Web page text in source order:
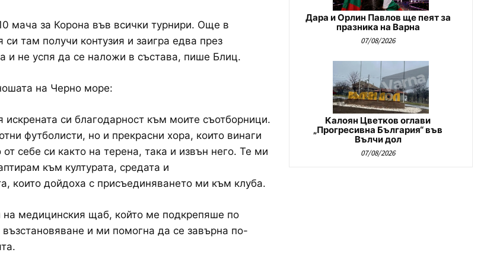
мача за Корона във всички турнири. Още в
си там получи контузия и заигра едва през
и не успя да се наложи в състава, пише Блиц.
на Черно море:
искрената си благодарност към моите съотборници.
футболисти, но и прекрасни хора, които винаги
себе си както на терена, така и извън него. Те ми
към културата, средата и
които дойдоха с присъединяването ми към клуба.
на медицинския щаб, който ме подкрепяше по
и ми помогна да се завърна по-
Дара и Орлин Павлов ще пеят за
празника на Варна
07/08/2026
Калоян Цветков оглави
„Прогресивна България“ във
Вълчи дол
07/08/2026